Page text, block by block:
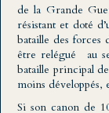
de la Grande
résistant et doté
bataille des forces
être relégué au
bataille principal
moins développés,
Si son canon de